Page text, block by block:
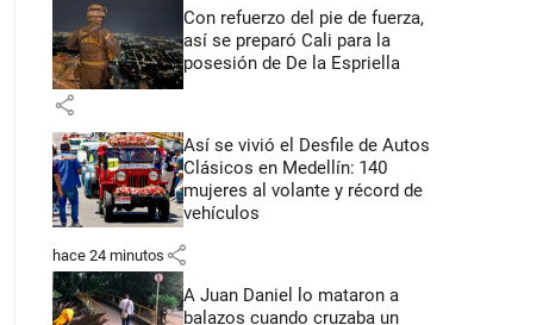
Con refuerzo del pie de fuerza,
así se preparó Cali para la
posesión de De la Espriella
share
Así se vivió el Desfile de Autos
Clásicos en Medellín: 140
mujeres al volante y récord de
vehículos
hace 24 minutos share
A Juan Daniel lo mataron a
balazos cuando cruzaba un